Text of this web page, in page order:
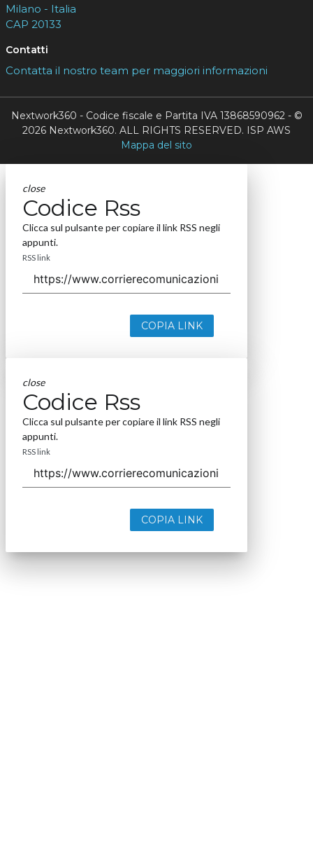
Milano - Italia
CAP 20133
Contatti
Contatta il nostro team per maggiori informazioni
Nextwork360 - Codice fiscale e Partita IVA 13868590962 - ©
2026 Nextwork360. ALL RIGHTS RESERVED. ISP AWS
Mappa del sito
close
Codice Rss
Clicca sul pulsante per copiare il link RSS negli
appunti.
RSS link
COPIA LINK
close
Codice Rss
Clicca sul pulsante per copiare il link RSS negli
appunti.
RSS link
COPIA LINK